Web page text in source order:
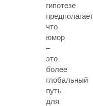
гипотезе
что
юмор
–
это
более
глобальный
путь
для